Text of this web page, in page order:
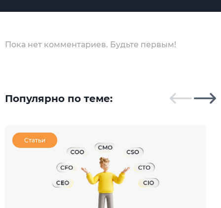
Пока нет комментариев. Будьте первым!
Популярно по теме:
Статьи